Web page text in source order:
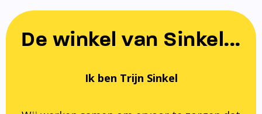
De winkel van Sinkel...
Ik ben Trijn Sinkel